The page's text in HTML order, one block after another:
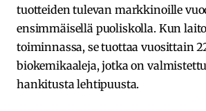
tuotteiden tulevan markkinoille
ensimmäisellä puoliskolla. Kun
toiminnassa, se tuottaa vuosittain
biokemikaaleja, jotka on
hankitusta lehtipuusta.